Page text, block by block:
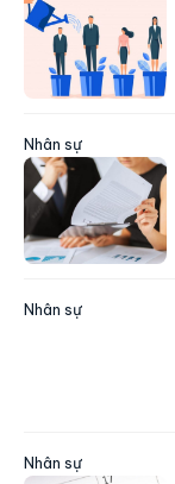
Nhân sự
Nhân sự
Nhân sự